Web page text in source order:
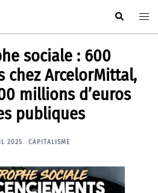
Rechercher
sociale : 600
chez ArcelorMittal,
millions d’euros
publiques
2025 CAPITALISME